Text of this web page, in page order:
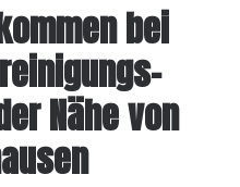
bei
Nähe von